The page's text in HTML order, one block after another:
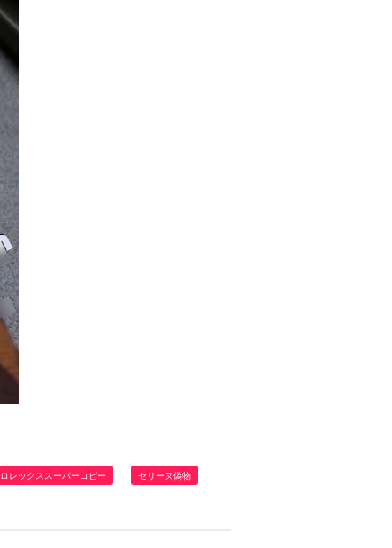
ロレックススーパーコピー セリーヌ偽物